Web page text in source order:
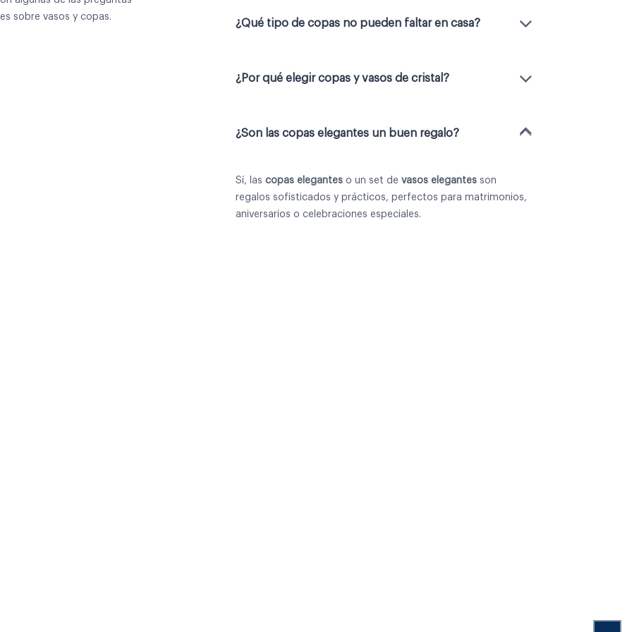
sobre vasos y copas.
¿Qué tipo de copas no pueden faltar en casa?
¿Por qué elegir copas y vasos de cristal?
¿Son las copas elegantes un buen regalo?
Sí, lascopas elegantes o un set de vasos elegantes son
regalos sofisticados y prácticos, perfectos para matrimonios,
aniversarios o celebraciones especiales.